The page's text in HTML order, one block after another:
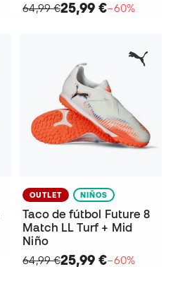
64,99 €25,99 €−60%
OUTLET NIÑOS
Taco de fútbol Future 8
Match LL Turf + Mid
Niño
64,99 €25,99 €−60%